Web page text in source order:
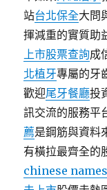
站台北保全大問
揮減重的實質助
上市股票查詢成
北植牙專屬的牙
歡迎尾牙餐廳投
訊交流的服務平
薦是鋼筋與資料
有橫拉最齊全的
chinese names